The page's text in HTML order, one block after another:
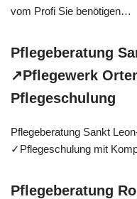
vom Profi Sie benötigen…
Pflegeberatung
↗️Pflegewerk
Pflegeschulung
Pflegeberatung Sankt
✓Pflegeschulung mit
Pflegeberatung